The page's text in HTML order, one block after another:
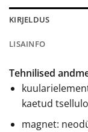
KIRJELDUS
LISAINFO
Tehnilised
kaetud
magnet: